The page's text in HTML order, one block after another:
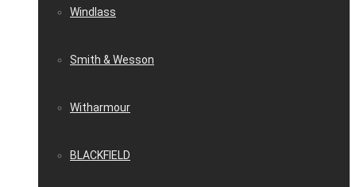
Windlass
Smith & Wesson
Witharmour
BLACKFIELD